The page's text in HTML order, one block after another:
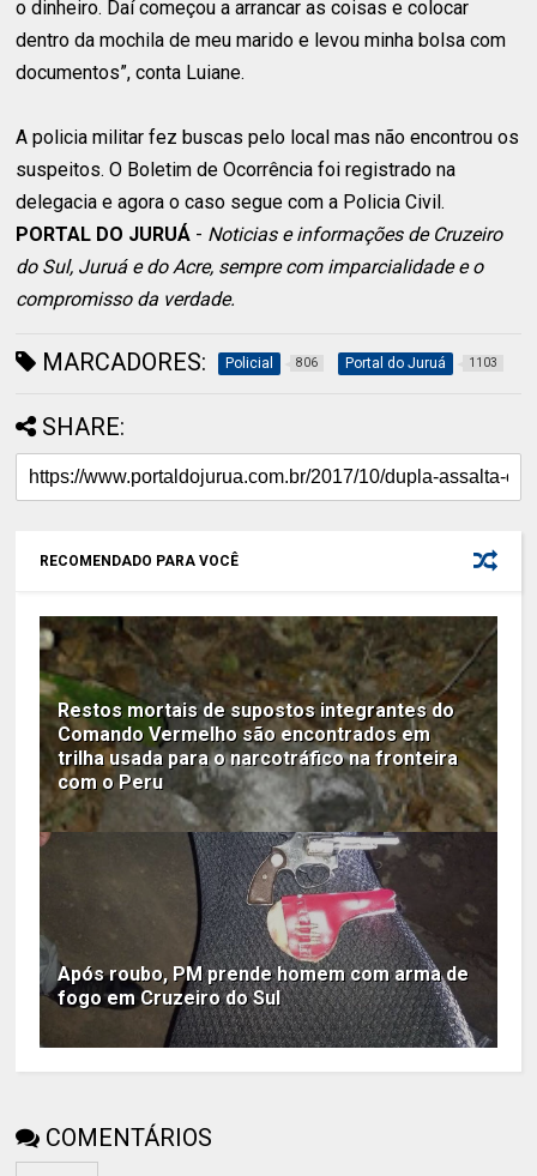
o dinheiro. Daí começou a arrancar as coisas e colocar
dentro da mochila de meu marido e levou minha bolsa com
documentos”, conta Luiane.
A policia militar fez buscas pelo local mas não encontrou os
suspeitos. O Boletim de Ocorrência foi registrado na
delegacia e agora o caso segue com a Policia Civil.
PORTAL DO JURUÁ - Noticias e informações de Cruzeiro
do Sul, Juruá e do Acre, sempre com imparcialidade e o
compromisso da verdade.
MARCADORES: Policial 806 Portal do Juruá 1103
SHARE:
RECOMENDADO PARA VOCÊ
Restos mortais de supostos integrantes do
Comando Vermelho são encontrados em
trilha usada para o narcotráfico na fronteira
com o Peru
Após roubo, PM prende homem com arma de
fogo em Cruzeiro do Sul
COMENTÁRIOS